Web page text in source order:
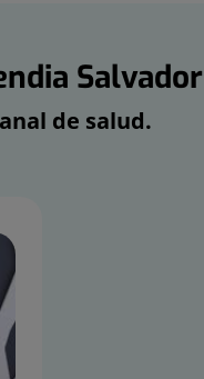
Salvador
de salud.